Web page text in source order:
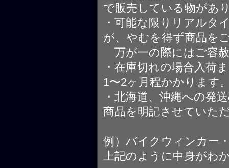
で販売している物があ
・可能な限りリアルタ
が、やむを得ず商品を
万が一の際にはご容
・在庫切れの場合入荷
1〜2ヶ月程かかります
・北海道、沖縄への発
商品を明記させていた
例）バイクウィンカー
上記のように中身がわ